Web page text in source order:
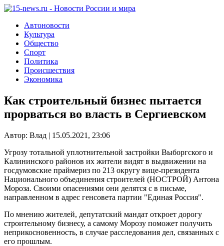
Автоновости
Культура
Общество
Спорт
Политика
Происшествия
Экономика
Как строительный бизнес пытается
прорваться во власть в Сергиевском
Автор: Влад | 15.05.2021, 23:06
Угрозу тотальной уплотнительной застройки Выборгского и
Калининского районов их жители видят в выдвижении на
госдумовские праймериз по 213 округу вице-президента
Национального объединения строителей (НОСТРОЙ) Антона
Мороза. Своими опасениями они делятся с в письме,
направленном в адрес генсовета партии "Единая Россия".
По мнению жителей, депутатский мандат откроет дорогу
строительному бизнесу, а самому Морозу поможет получить
неприкосновенность, в случае расследования дел, связанных с
его прошлым.